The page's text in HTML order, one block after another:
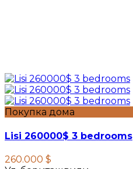
Покупка дома
Lisi 260000$ 3 bedrooms
260.000 $